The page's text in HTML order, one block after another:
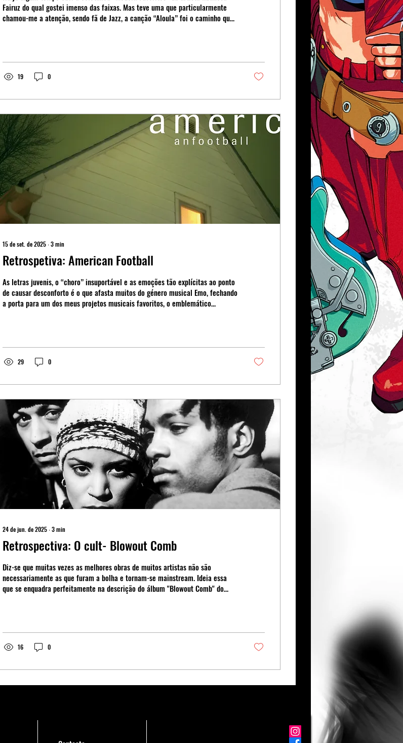
Fairuz do qual gostei imenso das faixas. Mas teve uma que particularmente
chamou-me a atenção, sendo fã de Jazz, a canção “Aloula” foi o caminho que
19 0
15 de set. de 2025 ∙3min
Retrospetiva: American Football
As letras juvenis, o “choro” insuportável e as emoções tão explícitas ao ponto
de causar desconforto é o que afasta muitos do género musical Emo, fechando
a porta para um dos meus projetos musicais favoritos, o emblemático
29 0
24 de jun. de 2025 ∙3min
Retrospectiva: O cult- Blowout Comb
Diz-se que muitas vezes as melhores obras de muitos artistas não são
necessariamente as que furam a bolha e tornam-se mainstream. Ideia essa
que se enquadra perfeitamente na descrição do álbum "Blowout Comb" do
16 0